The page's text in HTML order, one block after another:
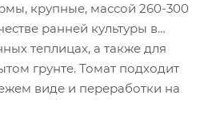
крупные, массой 260-300
ранней культуры в
теплицах, а также для
грунте. Томат подходит
виде и переработки на